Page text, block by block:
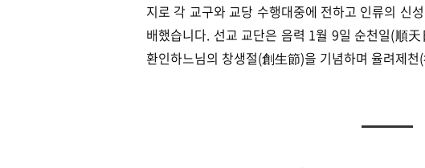
지로 각 교구와 교당 수행대중에 전하고 인류의 신
배했습니다. 선교 교단은 음력 1월 9일 순천일(順
환인하느님의 창생절(創生節)을 기념하며 율려제